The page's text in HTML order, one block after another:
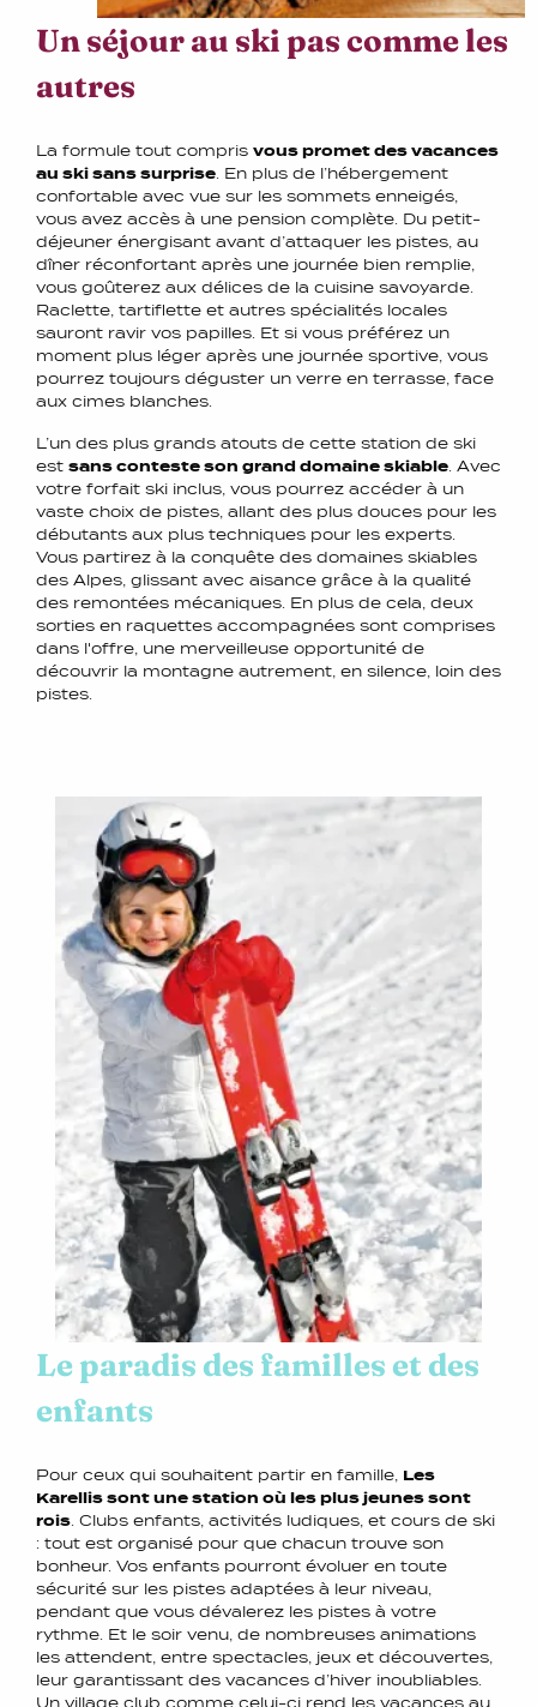
Un séjour au ski pas comme les
autres
La formule tout compris vous promet des vacances
au ski sans surprise . En plus de l’hébergement
confortable avec vue sur les sommets enneigés,
vous avez accès à une pension complète. Du petit-
déjeuner énergisant avant d’attaquer les pistes, au
dîner réconfortant après une journée bien remplie,
vous goûterez aux délices de la cuisine savoyarde.
Raclette, tartiflette et autres spécialités locales
sauront ravir vos papilles. Et si vous préférez un
moment plus léger après une journée sportive, vous
pourrez toujours déguster un verre en terrasse, face
aux cimes blanches.
L’un des plus grands atouts de cette station de ski
est sans conteste son grand domaine skiable . Avec
votre forfait ski inclus, vous pourrez accéder à un
vaste choix de pistes, allant des plus douces pour les
débutants aux plus techniques pour les experts.
Vous partirez à la conquête des domaines skiables
des Alpes, glissant avec aisance grâce à la qualité
des remontées mécaniques. En plus de cela, deux
sorties en raquettes accompagnées sont comprises
dans l'offre, une merveilleuse opportunité de
découvrir la montagne autrement, en silence, loin des
pistes.
Le paradis des familles et des
enfants
Pour ceux qui souhaitent partir en famille, Les
Karellis sont une station où les plus jeunes sont
rois . Clubs enfants, activités ludiques, et cours de ski
: tout est organisé pour que chacun trouve son
bonheur. Vos enfants pourront évoluer en toute
sécurité sur les pistes adaptées à leur niveau,
pendant que vous dévalerez les pistes à votre
rythme. Et le soir venu, de nombreuses animations
les attendent, entre spectacles, jeux et découvertes,
leur garantissant des vacances d’hiver inoubliables.
Un village club comme celui-ci rend les vacances au